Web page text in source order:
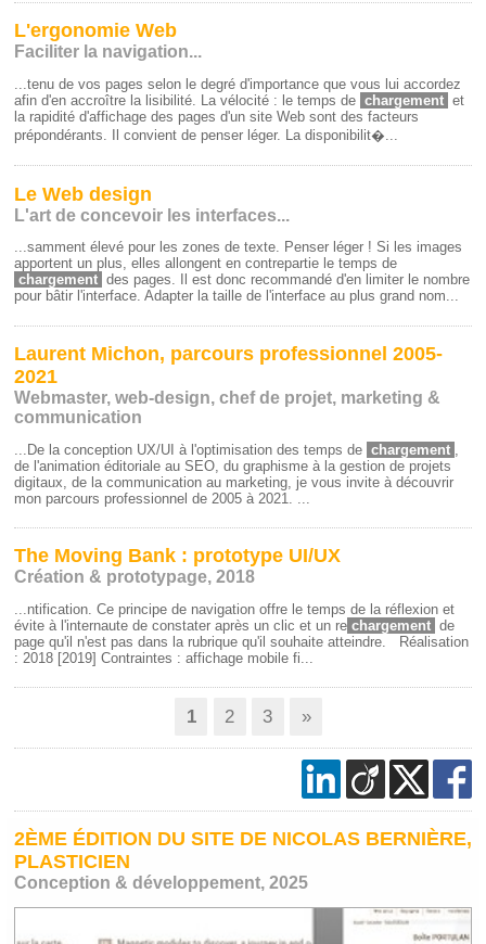
L'ergonomie Web
Faciliter la navigation...
...tenu de vos pages selon le degré d'importance que vous lui accordez
afin d'en accroître la lisibilité. La vélocité : le temps de chargement et
la rapidité d'affichage des pages d'un site Web sont des facteurs
prépondérants. Il convient de penser léger. La disponibilit�...
Le Web design
L'art de concevoir les interfaces...
...samment élevé pour les zones de texte. Penser léger ! Si les images
apportent un plus, elles allongent en contrepartie le temps de
chargement des pages. Il est donc recommandé d'en limiter le nombre
pour bâtir l'interface. Adapter la taille de l'interface au plus grand nom...
Laurent Michon, parcours professionnel 2005-
2021
Webmaster, web-design, chef de projet, marketing &
communication
...De la conception UX/UI à l'optimisation des temps de chargement
de l'animation éditoriale au SEO, du graphisme à la gestion de projets
digitaux, de la communication au marketing, je vous invite à découvrir
mon parcours professionnel de 2005 à 2021. ...
The Moving Bank : prototype UI/UX
Création & prototypage, 2018
...ntification. Ce principe de navigation offre le temps de la réflexion et
évite à l'internaute de constater après un clic et un re chargement de
page qu'il n'est pas dans la rubrique qu'il souhaite atteindre. Réalisation
: 2018 [2019] Contraintes : affichage mobile fi...
1 2 3 »
2ÈME ÉDITION DU SITE DE NICOLAS BERNIÈRE,
PLASTICIEN
Conception & développement, 2025